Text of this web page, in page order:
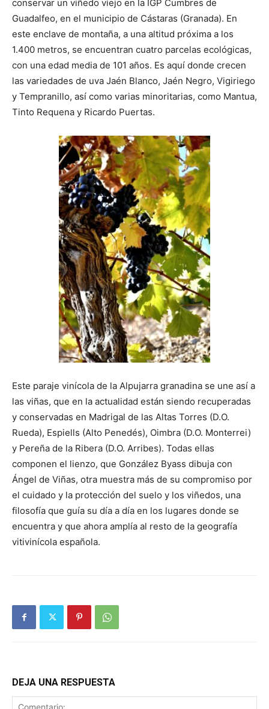
conservar un viñedo viejo en la IGP Cumbres de
Guadalfeo, en el municipio de Cástaras (Granada). En
este enclave de montaña, a una altitud próxima a los
1.400 metros, se encuentran cuatro parcelas ecológicas,
con una edad media de 101 años. Es aquí donde crecen
las variedades de uva Jaén Blanco, Jaén Negro, Vigiriego
y Tempranillo, así como varias minoritarias, como Mantua,
Tinto Requena y Ricardo Puertas.
Este paraje vinícola de la Alpujarra granadina se une así a
las viñas, que en la actualidad están siendo recuperadas
y conservadas en Madrigal de las Altas Torres (D.O.
Rueda), Espiells (Alto Penedés), Oimbra (D.O. Monterrei)
y Pereña de la Ribera (D.O. Arribes). Todas ellas
componen el lienzo, que González Byass dibuja con
Ángel de Viñas, otra muestra más de su compromiso por
el cuidado y la protección del suelo y los viñedos, una
filosofía que guía su día a día en los lugares donde se
encuentra y que ahora amplía al resto de la geografía
vitivinícola española.
DEJA UNA RESPUESTA